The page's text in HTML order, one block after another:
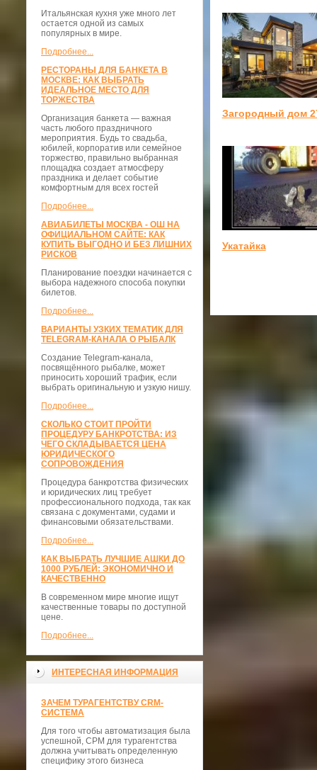
Итальянская кухня уже много лет
остается одной из самых
популярных в мире.
Подробнее...
РЕСТОРАНЫ ДЛЯ БАНКЕТА В
МОСКВЕ: КАК ВЫБРАТЬ
ИДЕАЛЬНОЕ МЕСТО ДЛЯ
ТОРЖЕСТВА
Организация банкета — важная
часть любого праздничного
мероприятия. Будь то свадьба,
юбилей, корпоратив или семейное
торжество, правильно выбранная
площадка создает атмосферу
праздника и делает событие
комфортным для всех гостей
Подробнее...
АВИАБИЛЕТЫ МОСКВА - ОШ НА
ОФИЦИАЛЬНОМ САЙТЕ: КАК
КУПИТЬ ВЫГОДНО И БЕЗ ЛИШНИХ
РИСКОВ
Планирование поездки начинается с
выбора надежного способа покупки
билетов.
Подробнее...
ВАРИАНТЫ УЗКИХ ТЕМАТИК ДЛЯ
TELEGRAM-КАНАЛА О РЫБАЛК
Создание Telegram-канала,
посвящённого рыбалке, может
приносить хороший трафик, если
выбрать оригинальную и узкую нишу.
Подробнее...
СКОЛЬКО СТОИТ ПРОЙТИ
ПРОЦЕДУРУ БАНКРОТСТВА: ИЗ
ЧЕГО СКЛАДЫВАЕТСЯ ЦЕНА
ЮРИДИЧЕСКОГО
СОПРОВОЖДЕНИЯ
Процедура банкротства физических
и юридических лиц требует
профессионального подхода, так как
связана с документами, судами и
финансовыми обязательствами.
Подробнее...
КАК ВЫБРАТЬ ЛУЧШИЕ АШКИ ДО
1000 РУБЛЕЙ: ЭКОНОМИЧНО И
КАЧЕСТВЕННО
В современном мире многие ищут
качественные товары по доступной
цене.
Подробнее...
ИНТЕРЕСНАЯ ИНФОРМАЦИЯ
ЗАЧЕМ ТУРАГЕНТСТВУ CRM-
СИСТЕМА
Для того чтобы автоматизация была
успешной, СРМ для турагентства
должна учитывать определенную
специфику этого бизнеса
Загородный дом
Укатайка